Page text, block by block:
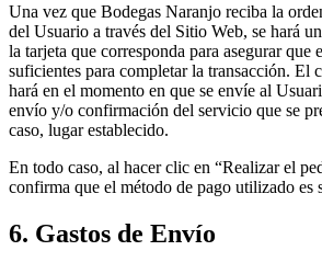
Una vez que Bodegas Naranjo reciba la
del Usuario a través del Sitio Web, se hará
la tarjeta que corresponda para asegurar que
suficientes para completar la transacción. El
hará en el momento en que se envíe al
envío y/o confirmación del servicio que se
caso, lugar establecido.
En todo caso, al hacer clic en “Realizar el
confirma que el método de pago utilizado es
6. Gastos de Envío